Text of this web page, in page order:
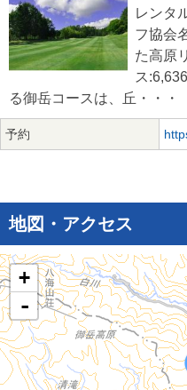
レンタ
フ協会
た高原
ス
る御岳コースは、丘・・・
予約
地図・アクセス
+
-